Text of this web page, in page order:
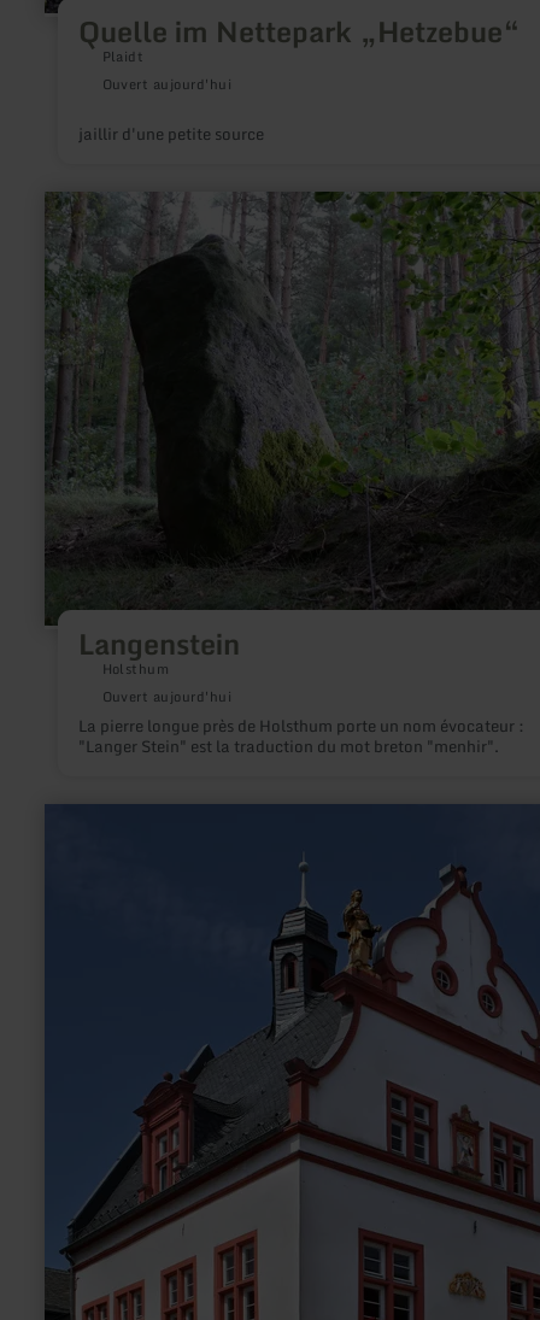
Quelle im Nettepark „Hetzebue“
Plaidt
Ouvert aujourd'hui
jaillir d'une petite source
Langenstein
Holsthum
Ouvert aujourd'hui
La pierre longue près de Holsthum porte un nom évocateur :
"Langer Stein" est la traduction du mot breton "menhir".
en
savoir
plus
sur
:
Langenstein